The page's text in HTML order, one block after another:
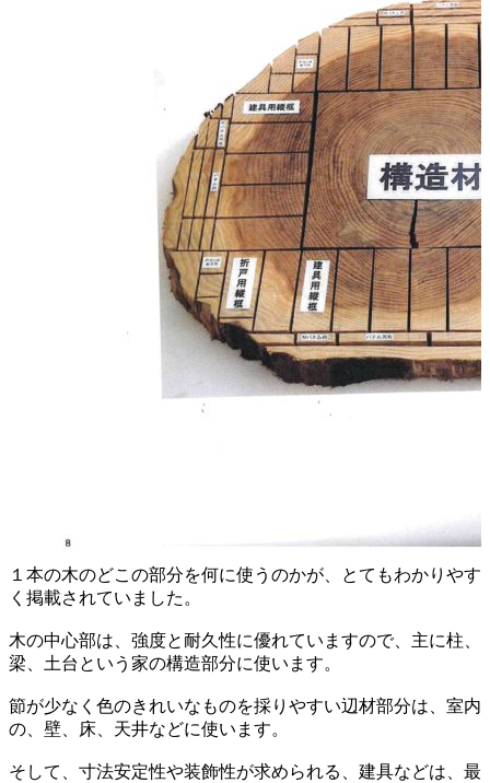
１本の木のどこの部分を何に使うのかが、とてもわかりやす
く掲載されていました。
木の中心部は、強度と耐久性に優れていますので、主に柱、
梁、土台という家の構造部分に使います。
節が少なく色のきれいなものを採りやすい辺材部分は、室内
の、壁、床、天井などに使います。
そして、寸法安定性や装飾性が求められる、建具などは、最